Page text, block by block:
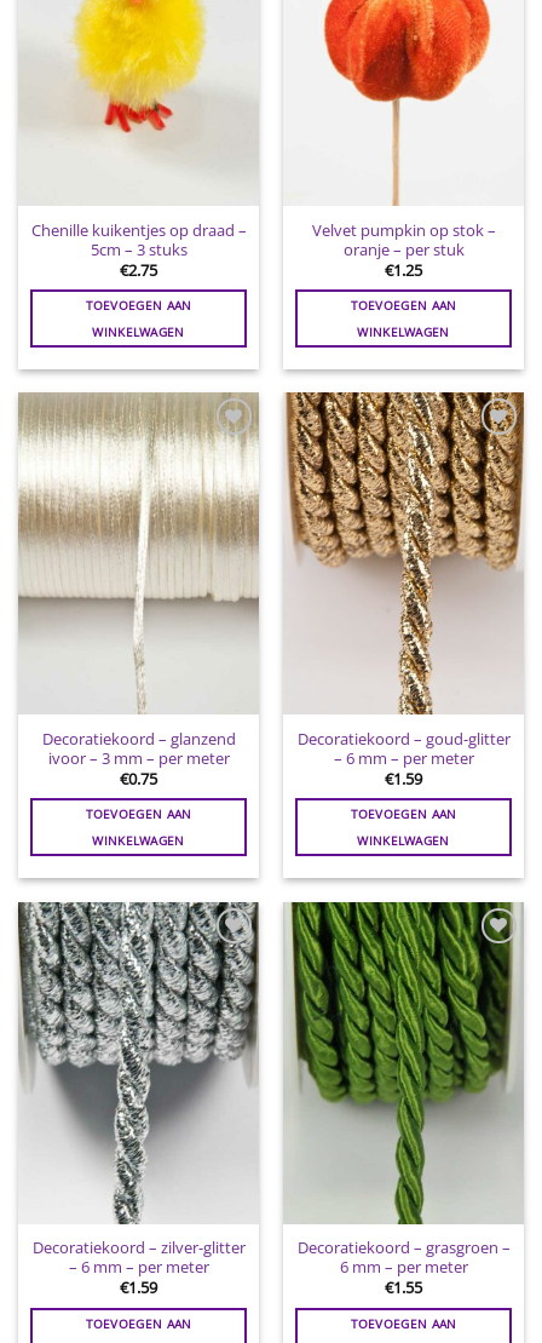
Chenille kuikentjes op draad –
5cm – 3 stuks
€2.75
TOEVOEGEN AAN
WINKELWAGEN
Velvet pumpkin op stok –
oranje – per stuk
€1.25
TOEVOEGEN AAN
WINKELWAGEN
Toevoegen
wenslijst
Decoratiekoord – glanzend
ivoor – 3 mm – per meter
€0.75
TOEVOEGEN AAN
WINKELWAGEN
Toevoegen
aan
wenslijst
Decoratiekoord – goud-glitter
– 6 mm – per meter
€1.59
TOEVOEGEN AAN
WINKELWAGEN
Toevoegen
aan
wenslijst
Decoratiekoord – zilver-glitter
– 6 mm – per meter
€1.59
TOEVOEGEN AAN
Toevoegen
aan
wenslijst
Decoratiekoord – grasgroen –
6 mm – per meter
€1.55
TOEVOEGEN AAN